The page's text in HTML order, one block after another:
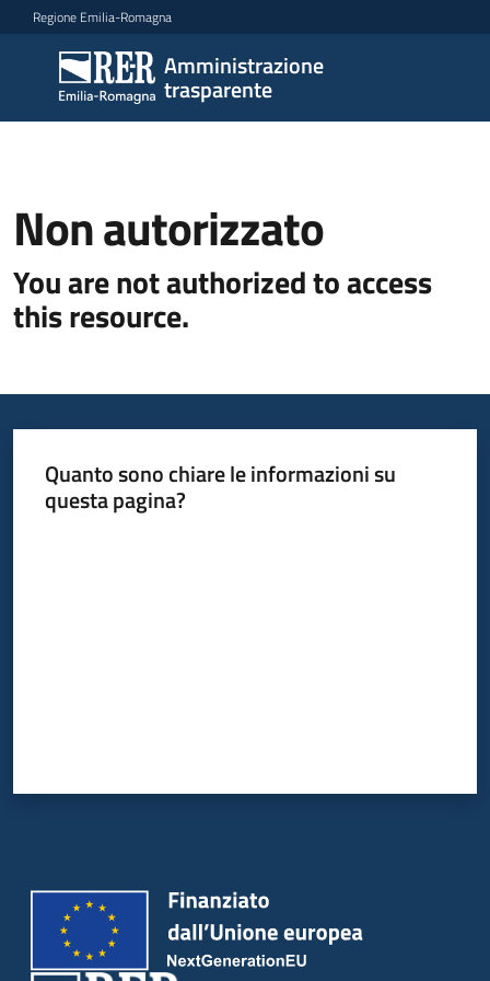
Vai al contenuto
Vai alla navigazione
Vai al footer
Regione Emilia-Romagna
Amministrazione
trasparente
Amministrazione
trasparente
Accesso
Non autorizzato
You are not authorized to access
this resource.
Quanto sono chiare le informazioni su
questa pagina?